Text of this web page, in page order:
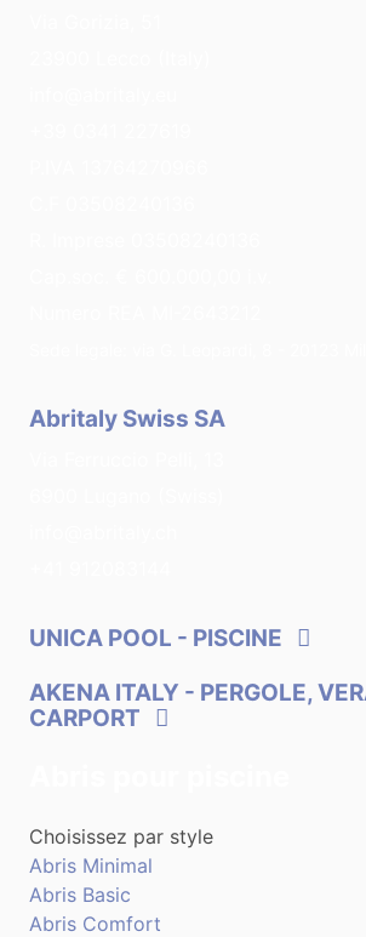
Abritaly Swiss SA
UNICA POOL - PISCINE
AKENA ITALY - PERGOLE,
CARPORT
Choisissez par style
Abris Minimal
Abris Basic
Abris Comfort